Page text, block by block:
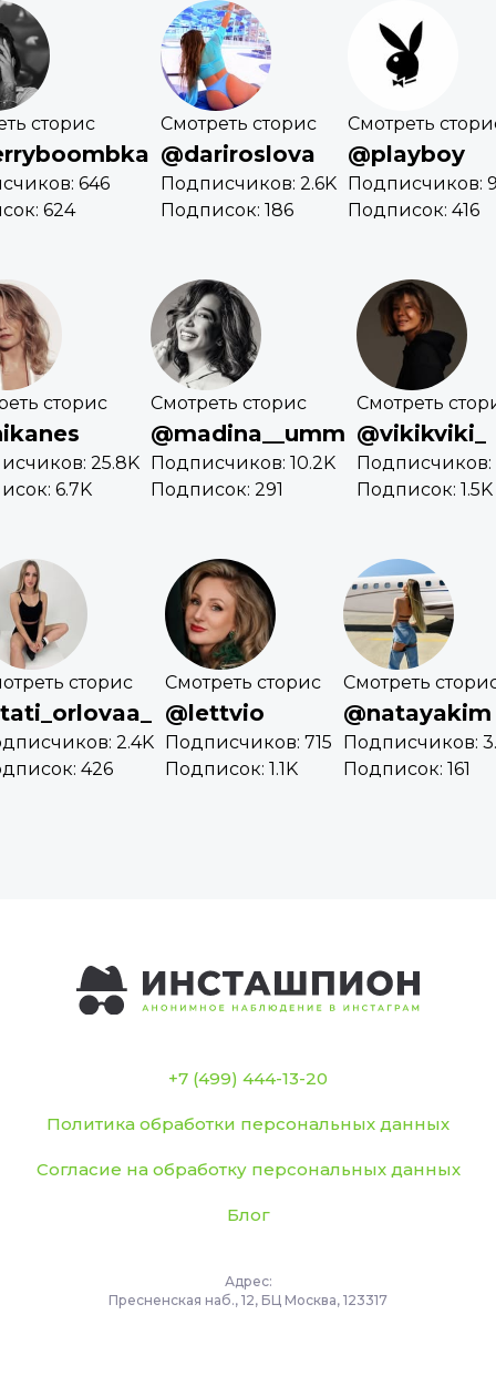
сторис
646
624
Смотреть сторис
@dariroslova
Подписчиков: 2.6K
Подписок: 186
Смотреть
@playboy
Подписчиков:
Подписок: 416
сторис
25.8K
6.7K
Смотреть сторис
@madina__umm
Подписчиков: 10.2K
Подписок: 291
Смотреть
@vikikviki_
Подписчиков:
Подписок: 1.5K
сторис
2.4K
426
Смотреть сторис
@lettvio
Подписчиков: 715
Подписок: 1.1K
Смотреть
@natayakim
Подписчиков:
Подписок: 161
+7 (499) 444-13-20
Политика обработки персональных данных
Согласие на обработку персональных данных
Блог
Адрес:
Пресненская наб., 12, БЦ Москва, 123317